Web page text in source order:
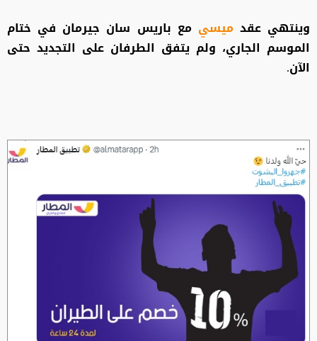
وينتهي عقد ميسيمع باريس سان جيرمان في ختام
الموسم الجاري، ولم يتفق الطرفان على التجديد حتى
الآن.